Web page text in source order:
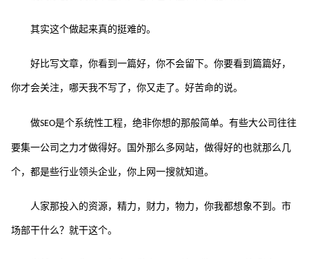
其实这个做起来真的挺难的。
好比写文章，你看到一篇好，你不会留下。你要看到篇篇好，
你才会关注，哪天我不写了，你又走了。好苦命的说。
做SEO是个系统性工程，绝非你想的那般简单。有些大公司往往
要集一公司之力才做得好。国外那么多网站，做得好的也就那么几
个，都是些行业领头企业，你上网一搜就知道。
人家那投入的资源，精力，财力，物力，你我都想象不到。市
场部干什么？就干这个。